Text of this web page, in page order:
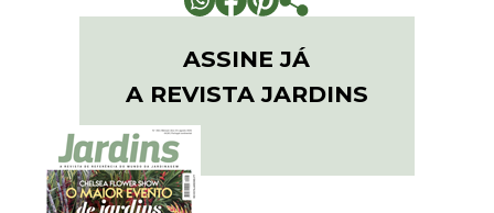
ASSINE JÁ
A REVISTA JARDINS